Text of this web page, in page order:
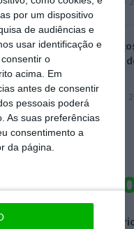
por um dispositivo
de audiências e
usar identificação e
o
acima. Em
antes de consentir
pessoais poderá
As suas preferências
consentimento a
da página.
SpaceX
5 Agosto